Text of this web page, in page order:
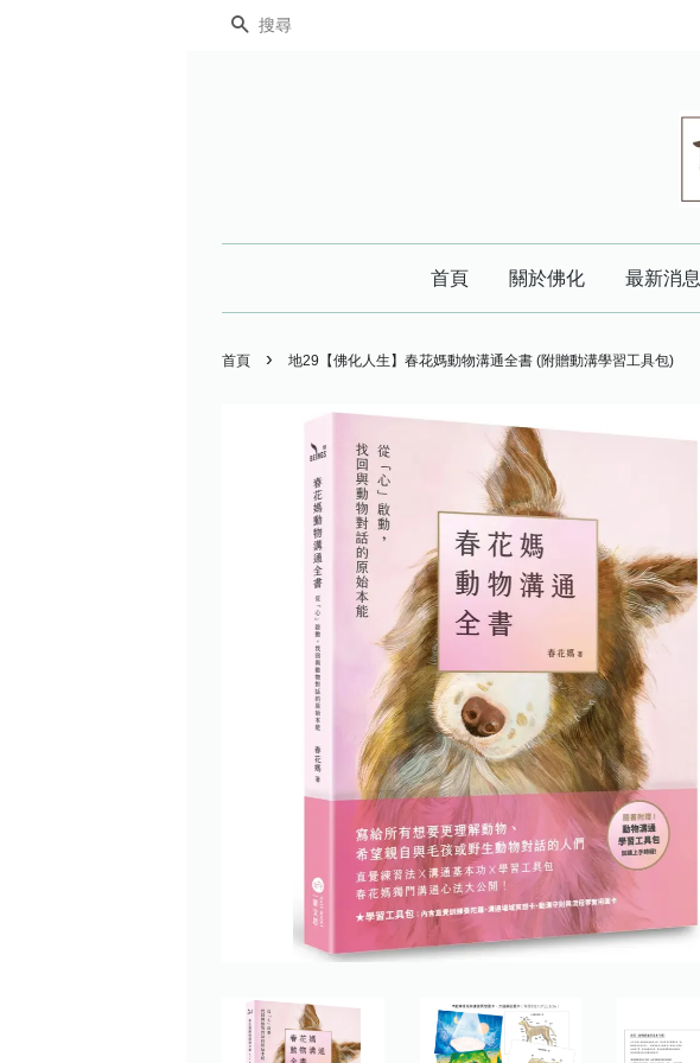
搜尋
首頁 關於佛化 最新消息
首頁 › 地29【佛化人生】春花媽動物溝通全書 (附贈動溝學習工具包)